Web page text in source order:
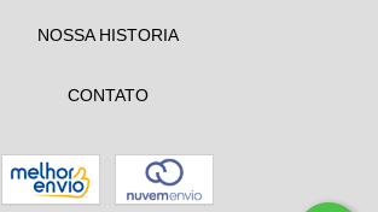
NOSSA HISTORIA
CONTATO